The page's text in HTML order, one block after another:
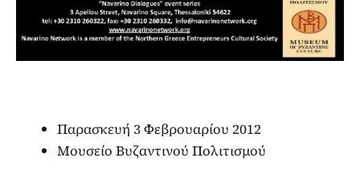
Παρασκευή 3 Φεβρουαρίου 2012
Μουσείο Βυζαντινού Πολιτισμού